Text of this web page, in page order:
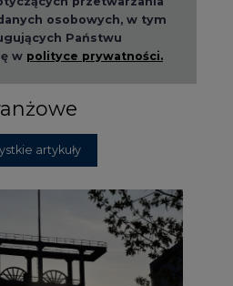
osobowych, w tym
Państwu
w polityce prywatności.
artykuły